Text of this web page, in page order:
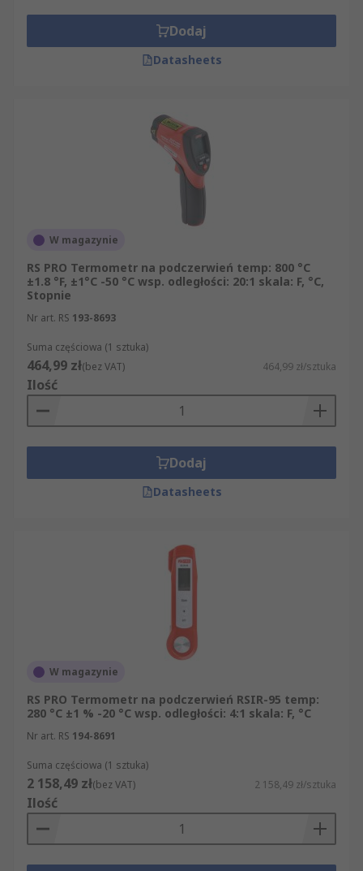
Dodaj
Datasheets
W magazynie
RS PRO Termometr na podczerwień temp: 800 °C
±1.8 °F, ±1°C -50 °C wsp. odległości: 20:1 skala: F, °C,
Stopnie
Nr art. RS 193-8693
Suma częściowa (1 sztuka)
464,99 zł(bez VAT) 464,99 zł/sztuka
Ilość
Dodaj
Datasheets
W magazynie
RS PRO Termometr na podczerwień RSIR-95 temp:
280 °C ±1 % -20 °C wsp. odległości: 4:1 skala: F, °C
Nr art. RS 194-8691
Suma częściowa (1 sztuka)
2 158,49 zł(bez VAT) 2 158,49 zł/sztuka
Ilość